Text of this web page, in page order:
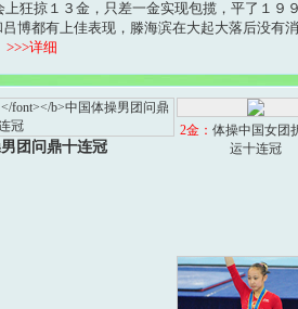
狂掠１３金，只差一金实现包揽，平了１９
博都有上佳表现，滕海滨在大起大落后没
>>>详细
团问鼎十连冠
2金： 体操中国女团
运十连冠